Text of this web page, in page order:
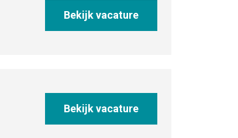
Bekijk vacature
Bekijk vacature